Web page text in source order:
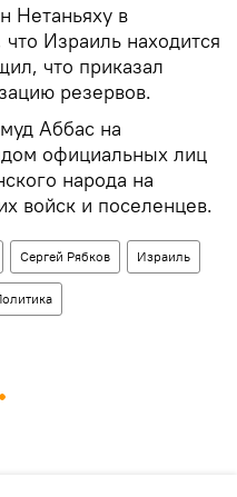
Нетаньяху в
Израиль находится
что приказал
резервов.
Аббас на
официальных лиц
народа на
войск и поселенцев.
Сергей Рябков Израиль